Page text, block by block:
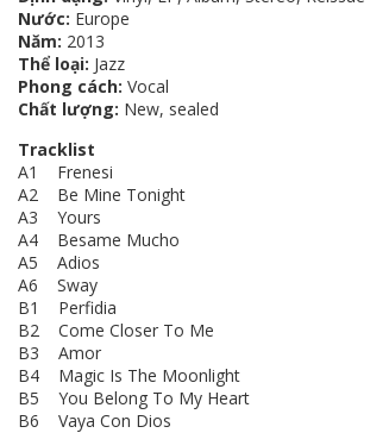
Nước: Europe
Năm: 2013
Thể loại: Jazz
Phong cách: Vocal
Chất lượng: New, sealed
Tracklist
A1 Frenesi
A2 Be Mine Tonight
A3 Yours
A4 Besame Mucho
A5 Adios
A6 Sway
B1 Perfidia
B2 Come Closer To Me
B3 Amor
B4 Magic Is The Moonlight
B5 You Belong To My Heart
B6 Vaya Con Dios